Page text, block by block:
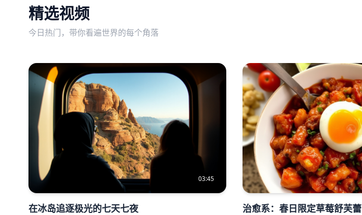
精选视频
今日热门，带你看遍世界的每个角落
03:45
在冰岛追逐极光的七天七夜 治愈系：春日限定草莓舒芙蕾